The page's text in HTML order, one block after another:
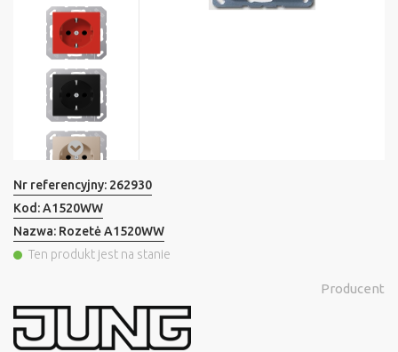
Nr referencyjny: 262930
Kod:A1520WW
Nazwa: Rozetė A1520WW
Ten produkt jest na stanie
Producent